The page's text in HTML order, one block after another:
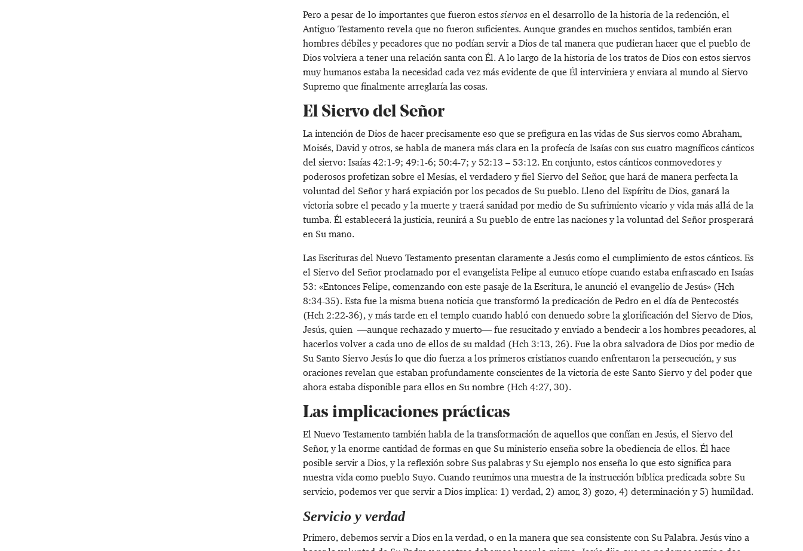
Pero a pesar de lo importantes que fueron estossiervos en el desarrollo de la historia de la redención, el
Antiguo Testamento revela que no fueron suficientes. Aunque grandes en muchos sentidos, también eran
hombres débiles y pecadores que no podían servir a Dios de tal manera que pudieran hacer que el pueblo de
Dios volviera a tener una relación santa con Él. A lo largo de la historia de los tratos de Dios con estos siervos
muy humanos estaba la necesidad cada vez más evidente de que Él interviniera y enviara al mundo al Siervo
Supremo que finalmente arreglaría las cosas.
El Siervo del Señor
La intención de Dios de hacer precisamente eso que se prefigura en las vidas de Sus siervos como Abraham,
Moisés, David y otros, se habla de manera más clara en la profecía de Isaías con sus cuatro magníficos cánticos
del siervo: Isaías 42:1-9; 49:1-6; 50:4-7; y52:13 – 53:12. En conjunto, estos cánticos conmovedores y
poderosos profetizan sobre el Mesías, el verdadero y fiel Siervo del Señor, que hará de manera perfecta la
voluntad del Señor y hará expiación por los pecados de Su pueblo. Lleno del Espíritu de Dios, ganará la
victoria sobre el pecado y la muerte y traerá sanidad por medio de Su sufrimiento vicario y vida más allá de la
tumba. Él establecerá la justicia, reunirá a Su pueblo de entre las naciones y la voluntad del Señor prosperará
en Su mano.
Las Escrituras del Nuevo Testamento presentan claramente a Jesús como el cumplimiento de estos cánticos. Es
el Siervo del Señor proclamado por el evangelista Felipe al eunuco etíope cuando estaba enfrascado en Isaías
53: «Entonces Felipe, comenzando con este pasaje de la Escritura, le anunció el evangelio de Jesús» (Hch
8:34-35). Esta fue la misma buena noticia que transformó la predicación de Pedro en el día de Pentecostés
(Hch 2:22-36), y más tarde en el templo cuando habló con denuedo sobre la glorificación del Siervo de Dios,
Jesús, quien —aunque rechazado y muerto— fue resucitado y enviado a bendecir a los hombres pecadores, al
hacerlos volver a cada uno de ellos de su maldad (Hch 3:13,26). Fue la obra salvadora de Dios por medio de
Su Santo Siervo Jesús lo que dio fuerza a los primeros cristianos cuando enfrentaron la persecución, y sus
oraciones revelan que estaban profundamente conscientes de la victoria de este Santo Siervo y del poder que
ahora estaba disponible para ellos en Su nombre (Hch 4:27,30).
Las implicaciones prácticas
El Nuevo Testamento también habla de la transformación de aquellos que confían en Jesús, el Siervo del
Señor, y la enorme cantidad de formas en que Su ministerio enseña sobre la obediencia de ellos. Él hace
posible servir a Dios, y la reflexión sobre Sus palabras y Su ejemplo nos enseña lo que esto significa para
nuestra vida como pueblo Suyo. Cuando reunimos una muestra de la instrucción bíblica predicada sobre Su
servicio, podemos ver que servir a Dios implica: 1) verdad, 2) amor, 3) gozo, 4) determinación y 5) humildad.
Servicio y verdad
Primero, debemos servir a Dios en la verdad, o en la manera que sea consistente con Su Palabra. Jesús vino a